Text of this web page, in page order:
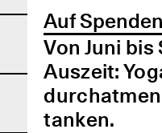
Auf
Von Juni
Auszeit:
tanken.